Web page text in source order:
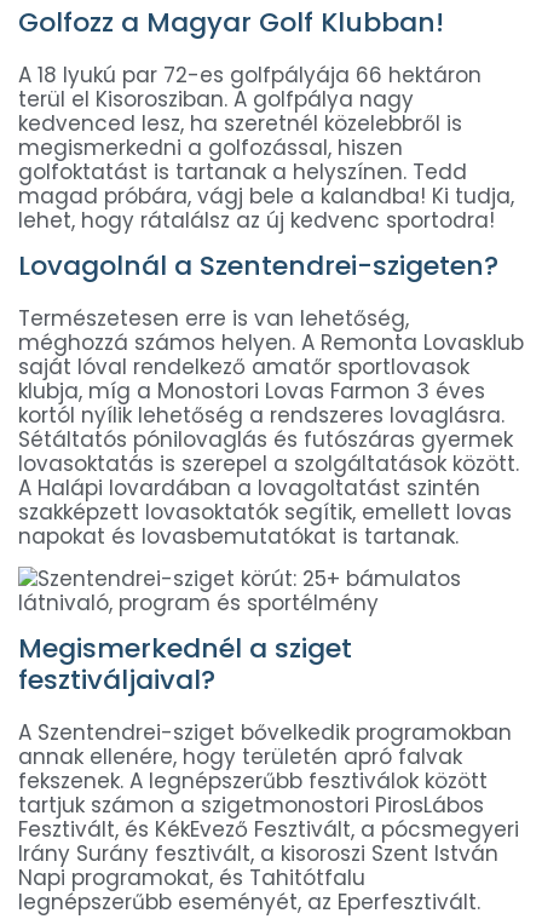
Golfozz a Magyar Golf Klubban!
A 18 lyukú par 72-es golfpályája 66 hektáron
terül el Kisorosziban. A golfpálya nagy
kedvenced lesz, ha szeretnél közelebbről is
megismerkedni a golfozással, hiszen
golfoktatást is tartanak a helyszínen. Tedd
magad próbára, vágj bele a kalandba! Ki tudja,
lehet, hogy rátalálsz az új kedvenc sportodra!
Lovagolnál a Szentendrei-szigeten?
Természetesen erre is van lehetőség,
méghozzá számos helyen. A Remonta Lovasklub
saját lóval rendelkező amatőr sportlovasok
klubja, míg a Monostori Lovas Farmon 3 éves
kortól nyílik lehetőség a rendszeres lovaglásra.
Sétáltatós pónilovaglás és futószáras gyermek
lovasoktatás is szerepel a szolgáltatások között.
A Halápi lovardában a lovagoltatást szintén
szakképzett lovasoktatók segítik, emellett lovas
napokat és lovasbemutatókat is tartanak.
Megismerkednél a sziget
fesztiváljaival?
A Szentendrei-sziget bővelkedik programokban
annak ellenére, hogy területén apró falvak
fekszenek. A legnépszerűbb fesztiválok között
tartjuk számon a szigetmonostori PirosLábos
Fesztivált, és KékEvező Fesztivált, a pócsmegyeri
Irány Surány fesztivált, a kisoroszi Szent István
Napi programokat, és Tahitótfalu
legnépszerűbb eseményét, az Eperfesztivált.